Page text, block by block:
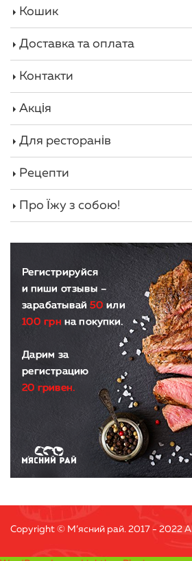
Кошик
Доставка та оплата
Контакти
Акція
Для ресторанів
Рецепти
Про Їжу з собою!
Copyright © М’ясний рай. 2017 - 2022